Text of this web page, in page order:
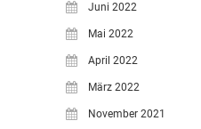
Juni 2022
Mai 2022
April 2022
März 2022
November 2021